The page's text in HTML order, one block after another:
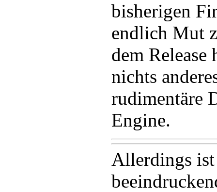
bisherigen
endlich Mut
dem Release
nichts
rudimentäre
Engine.
Allerdings ist